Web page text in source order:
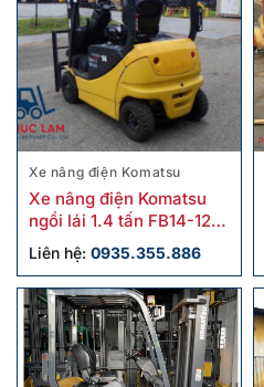
Xe nâng điện Komatsu
Xe nâng điện Komatsu
ngồi lái 1.4 tấn FB14-12
cũ
Liên hệ: 0935.355.886